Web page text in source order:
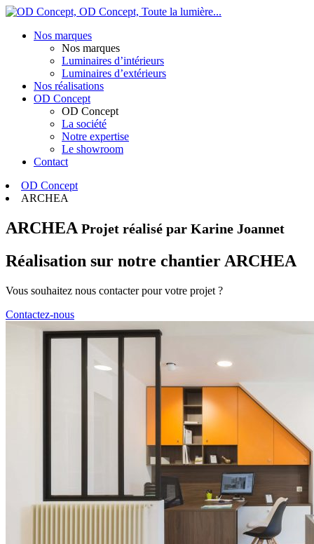
OD Concept, Toute la lumière...
Nos marques
Nos marques
Luminaires d’intérieurs
Luminaires d’extérieurs
Nos réalisations
OD Concept
OD Concept
La société
Notre expertise
Le showroom
Contact
OD Concept
ARCHEA
ARCHEA Projet réalisé par Karine Joannet
Réalisation sur notre chantier ARCHEA
Vous souhaitez nous contacter pour votre projet ?
Contactez-nous